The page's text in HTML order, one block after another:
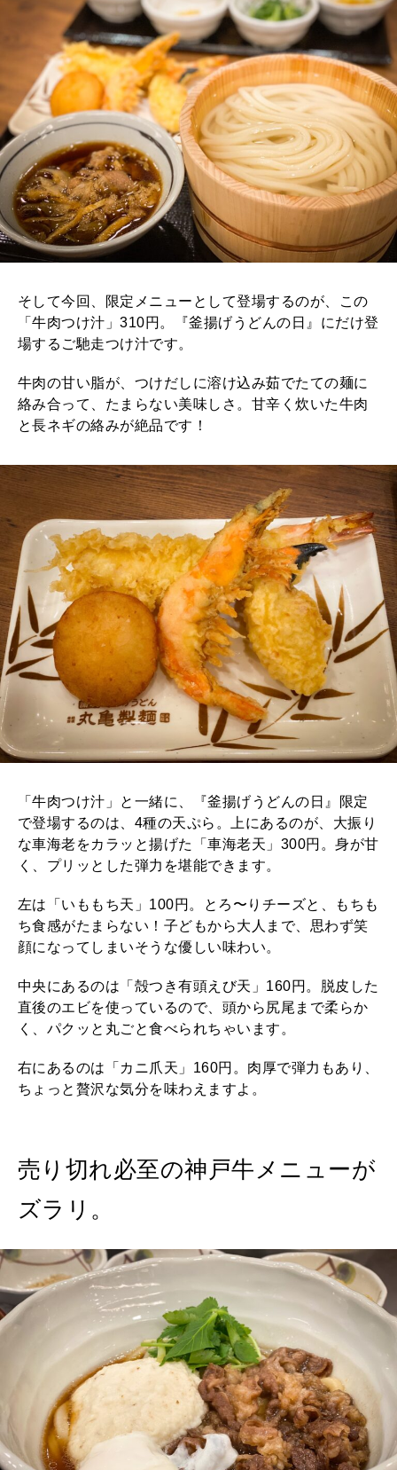
そして今回、限定メニューとして登場するのが、この
「牛肉つけ汁」310円。『釜揚げうどんの日』にだけ登
場するご馳走つけ汁です。
牛肉の甘い脂が、つけだしに溶け込み茹でたての麺に
絡み合って、たまらない美味しさ。甘辛く炊いた牛肉
と長ネギの絡みが絶品です！
「牛肉つけ汁」と一緒に、『釜揚げうどんの日』限定
で登場するのは、4種の天ぷら。上にあるのが、大振り
な車海老をカラッと揚げた「車海老天」300円。身が甘
く、プリッとした弾力を堪能できます。
左は「いももち天」100円。とろ〜りチーズと、もちも
ち食感がたまらない！子どもから大人まで、思わず笑
顔になってしまいそうな優しい味わい。
中央にあるのは「殻つき有頭えび天」160円。脱皮した
直後のエビを使っているので、頭から尻尾まで柔らか
く、パクッと丸ごと食べられちゃいます。
右にあるのは「カニ爪天」160円。肉厚で弾力もあり、
ちょっと贅沢な気分を味わえますよ。
売り切れ必至の神戸牛メニューが
ズラリ。